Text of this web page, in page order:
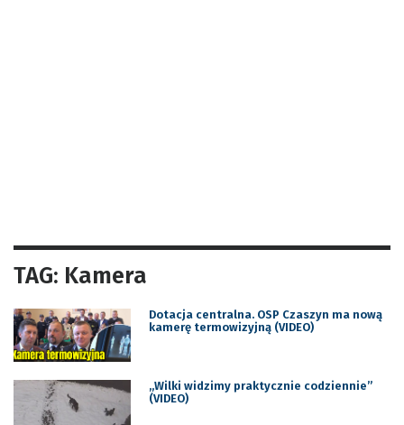
TAG: Kamera
Dotacja centralna. OSP Czaszyn ma nową
kamerę termowizyjną (VIDEO)
„Wilki widzimy praktycznie codziennie”
(VIDEO)